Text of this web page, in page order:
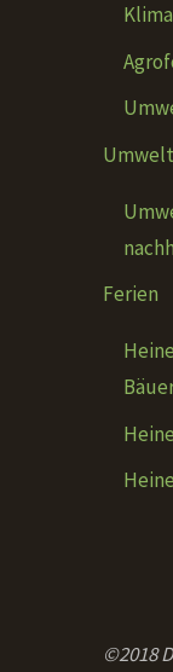
Ferien
©2018